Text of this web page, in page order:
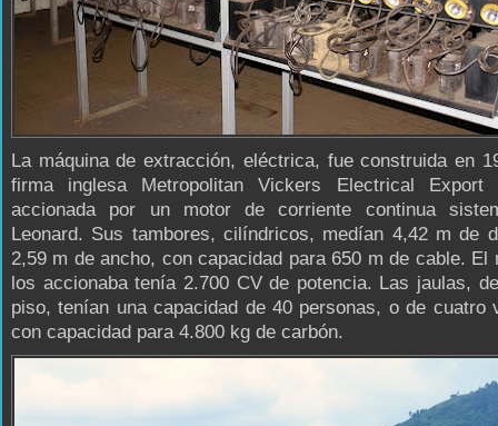
La máquina de extracción, eléctrica, fue construida en
firma inglesa Metropolitan Vickers Electrical Export
accionada por un motor de corriente continua
Leonard. Sus tambores, cilíndricos, medían 4,42 m de
2,59 m de ancho, con capacidad para 650 m de cable. El
los accionaba tenía 2.700 CV de potencia. Las jaulas,
piso, tenían una capacidad de 40 personas, o de cuatro
con capacidad para 4.800 kg de carbón.